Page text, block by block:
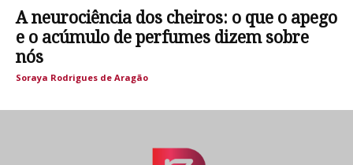
A neurociência dos cheiros: o que o apego
e o acúmulo de perfumes dizem sobre
nós
Soraya Rodrigues de Aragão